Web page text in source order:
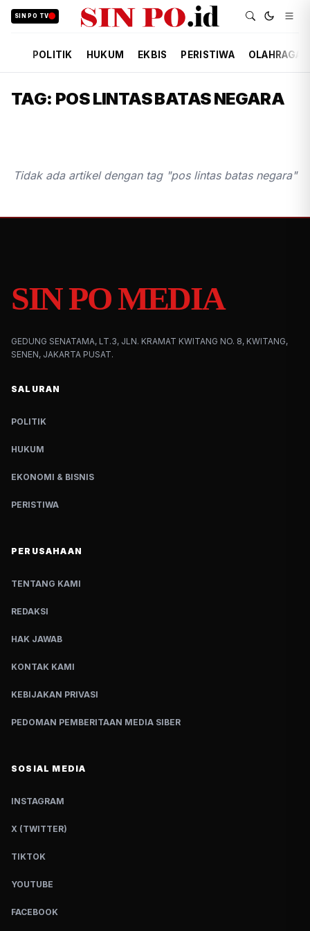
SIN PO TV
POLITIK HUKUM EKBIS PERISTIWA OLAHRAGA
TAG: POS LINTAS BATAS NEGARA
Tidak ada artikel dengan tag "pos lintas batas negara"
SIN PO MEDIA
GEDUNG SENATAMA, LT.3, JLN. KRAMAT KWITANG NO. 8, KWITANG,
SENEN, JAKARTA PUSAT.
SALURAN
POLITIK
HUKUM
EKONOMI & BISNIS
PERISTIWA
PERUSAHAAN
TENTANG KAMI
REDAKSI
HAK JAWAB
KONTAK KAMI
KEBIJAKAN PRIVASI
PEDOMAN PEMBERITAAN MEDIA SIBER
SOSIAL MEDIA
INSTAGRAM
X (TWITTER)
TIKTOK
YOUTUBE
FACEBOOK